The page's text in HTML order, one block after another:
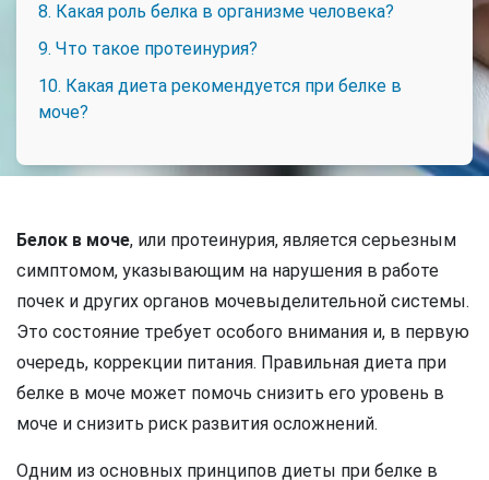
8. Какая роль белка в организме человека?
9. Что такое протеинурия?
10. Какая диета рекомендуется при белке в
моче?
Белок в моче, или протеинурия, является серьезным
симптомом, указывающим на нарушения в работе
почек и других органов мочевыделительной системы.
Это состояние требует особого внимания и, в первую
очередь, коррекции питания. Правильная диета при
белке в моче может помочь снизить его уровень в
моче и снизить риск развития осложнений.
Одним из основных принципов диеты при белке в